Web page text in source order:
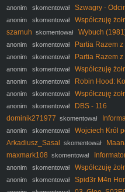
anonim skomentował Szwagry -
anonim skomentował
Współczuję
Sobkowiak-Czarneckiej u
szarnuh skomentował Wybuch
anonim skomentował Partia Razem
anonim skomentował Partia Razem
anonim skomentował
Współczuję
Sobkowiak-Czarneckiej u
anonim skomentował
Robin Hood:
Death of Robin Hood (2026) [Lektor
anonim skomentował
Współczuję
Sobkowiak-Czarneckiej u terytorialsów
anonim skomentował
DBS - 116
dominik271977 skomentował
anonim skomentował
Wojciech Król
uruchamia doktrynę Neumanna? -
Arkadiusz_Sasal skomentował
Polska Muzyka)
maxmark108 skomentował
anonim skomentował
Współczuję
Sobkowiak-Czarneckiej u
anonim skomentował Spid3r M4n